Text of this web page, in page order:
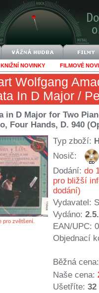
KNIŽNÍ NOVINKY FILMOVÉ
Wolfgang
In D Major /
in D Major for Two
Four Hands, D. 940
pro zvětšení.
Typ zboží:
Nosič:
Dodání: do
pro bližší
dodání)
Vydavatel:
Vydáno:
EAN/UPC:
Objednací
Běžná cena:
Naše cena:
Ušetříte: 32